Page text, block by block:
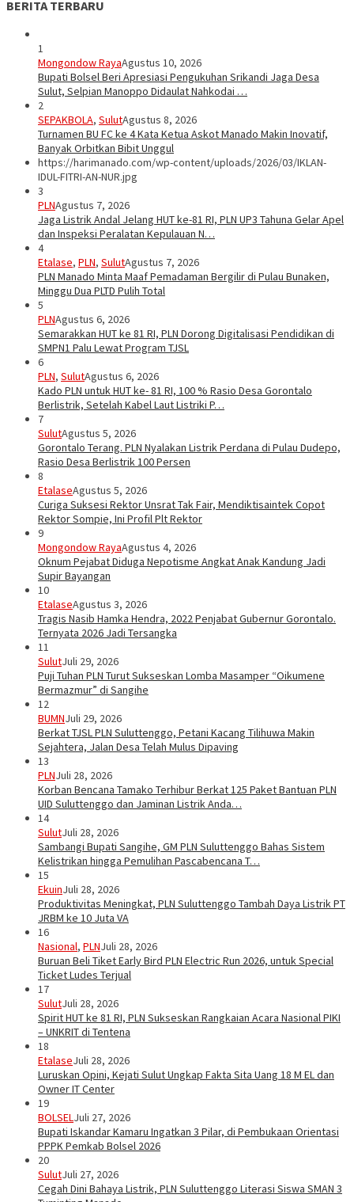
BERITA TERBARU
1
Mongondow RayaAgustus 10, 2026
Bupati Bolsel Beri Apresiasi Pengukuhan Srikandi Jaga Desa
Sulut, Selpian Manoppo Didaulat Nahkodai …
2
SEPAKBOLA, SulutAgustus 8, 2026
Turnamen BU FC ke 4 Kata Ketua Askot Manado Makin Inovatif,
Banyak Orbitkan Bibit Unggul
https://harimanado.com/wp-content/uploads/2026/03/IKLAN-
IDUL-FITRI-AN-NUR.jpg
3
PLNAgustus 7, 2026
Jaga Listrik Andal Jelang HUT ke-81 RI, PLN UP3 Tahuna Gelar Apel
dan Inspeksi Peralatan Kepulauan N…
4
Etalase, PLN, SulutAgustus 7, 2026
PLN Manado Minta Maaf Pemadaman Bergilir di Pulau Bunaken,
Minggu Dua PLTD Pulih Total
5
PLNAgustus 6, 2026
Semarakkan HUT ke 81 RI, PLN Dorong Digitalisasi Pendidikan di
SMPN1 Palu Lewat Program TJSL
6
PLN, SulutAgustus 6, 2026
Kado PLN untuk HUT ke- 81 RI, 100 % Rasio Desa Gorontalo
Berlistrik, Setelah Kabel Laut Listriki P…
7
SulutAgustus 5, 2026
Gorontalo Terang. PLN Nyalakan Listrik Perdana di Pulau Dudepo,
Rasio Desa Berlistrik 100 Persen
8
EtalaseAgustus 5, 2026
Curiga Suksesi Rektor Unsrat Tak Fair, Mendiktisaintek Copot
Rektor Sompie, Ini Profil Plt Rektor
9
Mongondow RayaAgustus 4, 2026
Oknum Pejabat Diduga Nepotisme Angkat Anak Kandung Jadi
Supir Bayangan
10
EtalaseAgustus 3, 2026
Tragis Nasib Hamka Hendra, 2022 Penjabat Gubernur Gorontalo.
Ternyata 2026 Jadi Tersangka
11
SulutJuli 29, 2026
Puji Tuhan PLN Turut Sukseskan Lomba Masamper “Oikumene
Bermazmur” di Sangihe
12
BUMNJuli 29, 2026
Berkat TJSL PLN Suluttenggo, Petani Kacang Tilihuwa Makin
Sejahtera, Jalan Desa Telah Mulus Dipaving
13
PLNJuli 28, 2026
Korban Bencana Tamako Terhibur Berkat 125 Paket Bantuan PLN
UID Suluttenggo dan Jaminan Listrik Anda…
14
SulutJuli 28, 2026
Sambangi Bupati Sangihe, GM PLN Suluttenggo Bahas Sistem
Kelistrikan hingga Pemulihan Pascabencana T…
15
EkuinJuli 28, 2026
Produktivitas Meningkat, PLN Suluttenggo Tambah Daya Listrik PT
JRBM ke 10 Juta VA
16
Nasional, PLNJuli 28, 2026
Buruan Beli Tiket Early Bird PLN Electric Run 2026, untuk Special
Ticket Ludes Terjual
17
SulutJuli 28, 2026
Spirit HUT ke 81 RI, PLN Sukseskan Rangkaian Acara Nasional PIKI
– UNKRIT di Tentena
18
EtalaseJuli 28, 2026
Luruskan Opini, Kejati Sulut Ungkap Fakta Sita Uang 18 M EL dan
Owner IT Center
19
BOLSELJuli 27, 2026
Bupati Iskandar Kamaru Ingatkan 3 Pilar, di Pembukaan Orientasi
PPPK Pemkab Bolsel 2026
20
SulutJuli 27, 2026
Cegah Dini Bahaya Listrik, PLN Suluttenggo Literasi Siswa SMAN 3